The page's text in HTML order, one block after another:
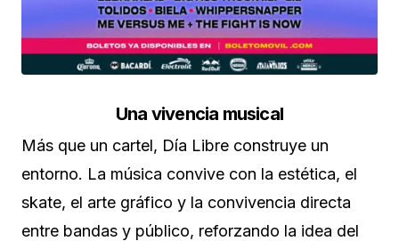
Una vivencia musical
Más que un cartel, Día Libre construye un
entorno. La música convive con la estética, el
skate, el arte gráfico y la convivencia directa
entre bandas y público, reforzando la idea del